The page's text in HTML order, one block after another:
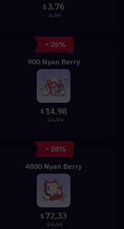
$3.76
4.99
- 26%
900 Nyan Berry
$ 14.98
19.99
- 28%
4800 Nyan Berry
$ 72.33
99.99